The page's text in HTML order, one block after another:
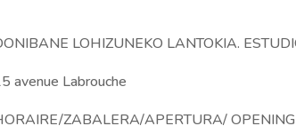
LOHIZUNEKO LANTOKIA.
avenue Labrouche
ZABALERA/APERTURA/ OPENING